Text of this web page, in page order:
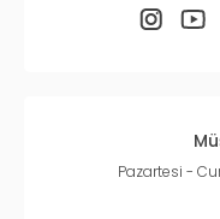
Pazartesi -